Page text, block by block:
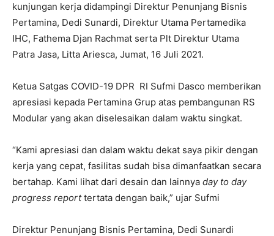
kunjungan kerja didampingi Direktur Penunjang Bisnis
Pertamina, Dedi Sunardi, Direktur Utama Pertamedika
IHC, Fathema Djan Rachmat serta Plt Direktur Utama
Patra Jasa, Litta Ariesca, Jumat, 16 Juli 2021.
Ketua Satgas COVID-19 DPR RI Sufmi Dasco memberikan
apresiasi kepada Pertamina Grup atas pembangunan RS
Modular yang akan diselesaikan dalam waktu singkat.
“Kami apresiasi dan dalam waktu dekat saya pikir dengan
kerja yang cepat, fasilitas sudah bisa dimanfaatkan secara
bertahap. Kami lihat dari desain dan lainnya day to day
progress reporttertata dengan baik,” ujar Sufmi
Direktur Penunjang Bisnis Pertamina, Dedi Sunardi